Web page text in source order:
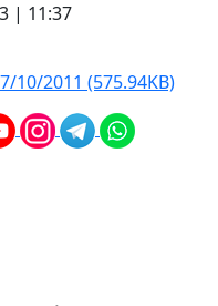
| 11:37
10/2011 (575.94KB)